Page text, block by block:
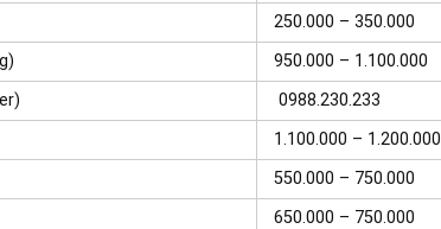
250.000 – 350.000
950.000 – 1.100.000
0988.230.233
1.100.000 – 1.200.000
550.000 – 750.000
650.000 – 750.000